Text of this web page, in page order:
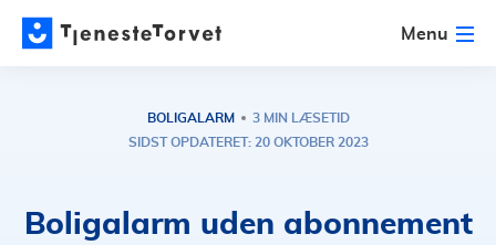
Menu
BOLIGALARM
3 MIN LÆSETID
SIDST OPDATERET: 20 OKTOBER 2023
Boligalarm uden abonnement